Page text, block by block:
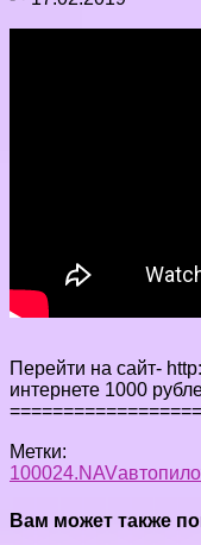
Перейти на сайт-
интернете 1000
Метки:
100024.NAV
Вам может также